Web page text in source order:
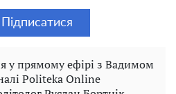
Підписатися
у прямому ефірі з Вадимом
Politeka Online